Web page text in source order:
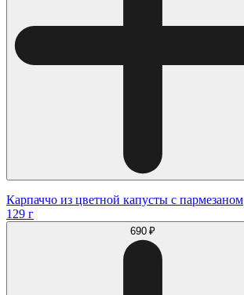
Карпаччо из цветной капусты с пармезаном
129 г
690 ₽